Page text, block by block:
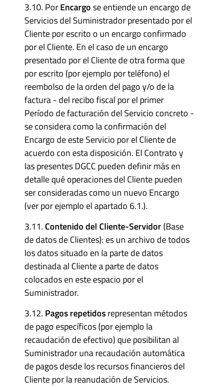
3.10. PorEncargose entiende un encargo de
Servicios del Suministrador presentado por el
Cliente por escrito o un encargo confirmado
por el Cliente. En el caso de un encargo
presentado por el Cliente de otra forma que
por escrito (por ejemplo por teléfono) el
reembolso de la orden del pago y/o de la
factura - del recibo fiscal por el primer
Período de facturación del Servicio concreto -
se considera como la confirmación del
Encargo de este Servicio por el Cliente de
acuerdo con esta disposición. El Contrato y
las presentes DGCC pueden definir más en
detalle qué operaciones del Cliente pueden
ser consideradas como un nuevo Encargo
(ver por ejemplo el apartado 6.1.).
3.11. Contenido del Cliente-Servidor(Base
de datos de Clientes): es un archivo de todos
los datos situado en la parte de datos
destinada al Cliente a parte de datos
colocados en este espacio por el
Suministrador.
3.12. Pagos repetidosrepresentan métodos
de pago específicos (por ejemplo la
recaudación de efectivo) que posibilitan al
Suministrador una recaudación automática
de pagos desde los recursos financieros del
Cliente por la reanudación de Servicios.